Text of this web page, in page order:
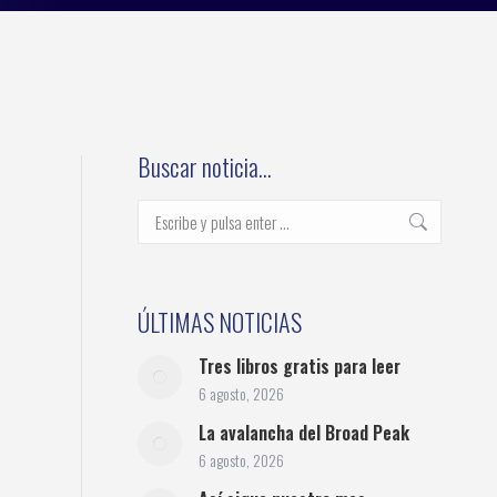
Buscar noticia…
Buscar:
ÚLTIMAS NOTICIAS
Tres libros gratis para leer
6 agosto, 2026
La avalancha del Broad Peak
6 agosto, 2026